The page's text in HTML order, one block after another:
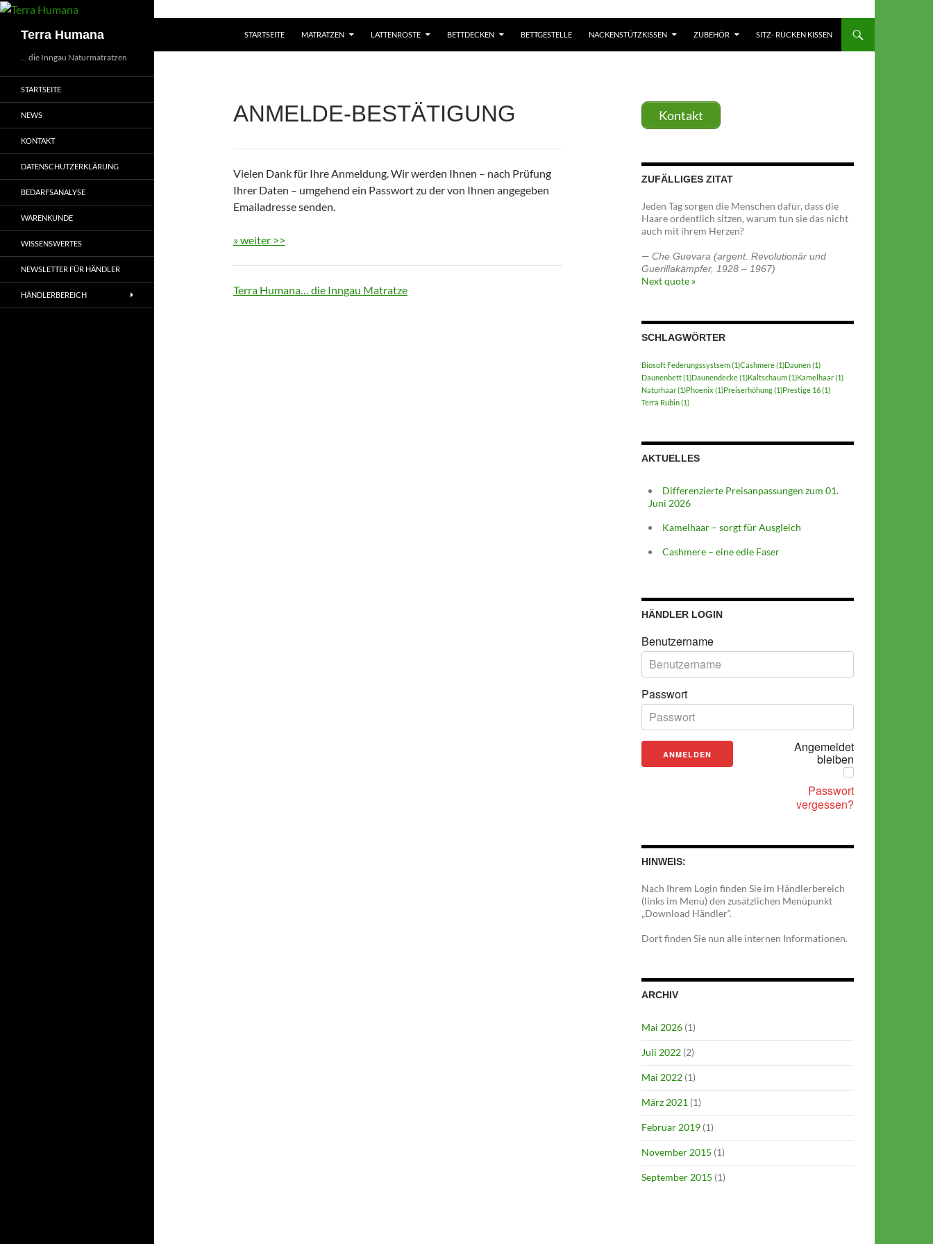
Zum
springenTerra Humana STARTSEITE MATRATZEN LATTENROSTE BETTDECKEN BETTGESTELLE NACKENSTÜTZKISSEN ZUBEHÖR SITZ- RÜCKEN KISSEN
ANMELDE-BESTÄTIGUNG
Vielen Dank für Ihre Anmeldung. Wir werden Ihnen – nach Prüfung
Ihrer Daten – umgehend ein Passwort zu der von Ihnen angegeben
Emailadresse senden.
» weiter >>
Terra Humana… die Inngau Matratze
Kontakt
ZUFÄLLIGES ZITAT
Jeden Tag sorgen die Menschen dafür, dass die
Haare ordentlich sitzen, warum tun sie das nicht
auch mit ihrem Herzen?
— Che Guevara (argent. Revolutionär und
Guerillakämpfer, 1928 – 1967)
Next quote »
SCHLAGWÖRTER
Biosoft Federungssystsem(1)Cashmere(1)Daunen(1)
Daunenbett(1)Daunendecke(1)Kaltschaum(1)Kamelhaar(1)
Naturhaar(1)Phoenix (1)Preiserhöhung(1)Prestige 16(1)
Terra Rubin(1)
AKTUELLES
Differenzierte Preisanpassungen zum 01.
Juni 2026
Kamelhaar – sorgt für Ausgleich
Cashmere – eine edle Faser
HÄNDLER LOGIN
Benutzername
Passwort
Angemeldet
bleiben
Passwort
vergessen?
HINWEIS:
Nach Ihrem Login finden Sie im Händlerbereich
(links im Menü) den zusätzlichen Menüpunkt
„Download Händler“.
Dort finden Sie nun alle internen Informationen.
ARCHIV
Mai 2026 (1)
Juli 2022 (2)
Mai 2022 (1)
März 2021 (1)
Februar 2019 (1)
November 2015 (1)
September 2015 (1)
… die Inngau Naturmatratzen
STARTSEITE
NEWS
KONTAKT
DATENSCHUTZERKLÄRUNG
BEDARFSANALYSE
WARENKUNDE
WISSENSWERTES
NEWSLETTER FÜR HÄNDLER
HÄNDLERBEREICH